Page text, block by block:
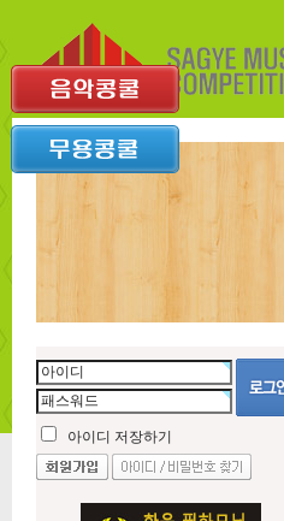
아이디 저장하기